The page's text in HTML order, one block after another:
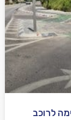
בפרטים בהתאם
משוב
לרוכב